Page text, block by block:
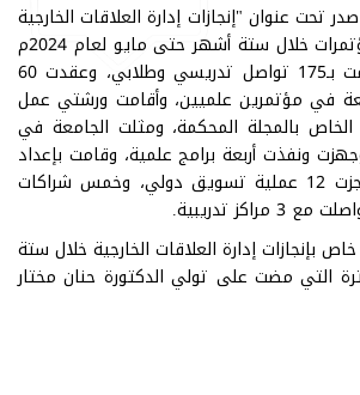
تحت عنوان "إنجازات إدارة العلاقات الخارجية
والتعاون الدولي والمؤتمرات خلال ستة أشهر حتى مايو لعام 2024م
"؛ أفاد أن الإدارة قامت بـ175 تواصل تدريسي وطلابي، وعقدت 60
في مؤتمرين علميين، وأقامت ورشتي عمل
بالمجلة المحكمة، ومثلت الجامعة في
ونفذت أربعة برامج علمية، وقامت بإعداد
دورتين تدريبيتين، وأنجزت 12 عملية تسويق دولي، وخمس شراكات
تدريبية.
خاص بإنجازات إدارة العلاقات الخارجية خلال ستة
التي مضت على تولي الدكتورة حنان مختار